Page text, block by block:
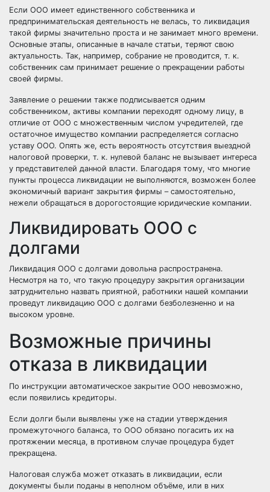
Если ООО имеет единственного собственника и
предпринимательская деятельность не велась, то ликвидация
такой фирмы значительно проста и не занимает много времени.
Основные этапы, описанные в начале статьи, теряют свою
актуальность. Так, например, собрание не проводится, т. к.
собственник сам принимает решение о прекращении работы
своей фирмы.
Заявление о решении также подписывается одним
собственником, активы компании переходят одному лицу, в
отличие от ООО с множественным числом учредителей, где
остаточное имущество компании распределяется согласно
уставу ООО. Опять же, есть вероятность отсутствия выездной
налоговой проверки, т. к. нулевой баланс не вызывает интереса
у представителей данной власти. Благодаря тому, что многие
пункты процесса ликвидации не выполняются, возможен более
экономичный вариант закрытия фирмы – самостоятельно,
нежели обращаться в дорогостоящие юридические компании.
Ликвидировать ООО с
долгами
Ликвидация ООО с долгами довольна распространена.
Несмотря на то, что такую процедуру закрытия организации
затруднительно назвать приятной, работники нашей компании
проведут ликвидацию ООО с долгами безболезненно и на
высоком уровне.
Возможные причины
отказа в ликвидации
По инструкции автоматическое закрытие ООО невозможно,
если появились кредиторы.
Если долги были выявлены уже на стадии утверждения
промежуточного баланса, то ООО обязано погасить их на
протяжении месяца, в противном случае процедура будет
прекращена.
Налоговая служба может отказать в ликвидации, если
документы были поданы в неполном объёме, или в них